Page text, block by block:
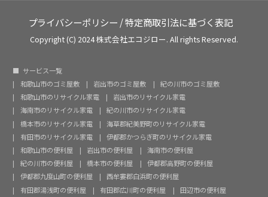
プライバシーポリシー /特定商取引法に基づく表記
Copyright (C) 2024 株式会社エコジロー. All rights Reserved.
サービス一覧
和歌山市のゴミ屋敷
岩出市のゴミ屋敷
紀の川市のゴミ屋敷
和歌山市のリサイクル家電
岩出市のリサイクル家電
海南市のリサイクル家電
紀の川市のリサイクル家電
橋本市のリサイクル家電
海草郡紀美野町のリサイクル家電
有田市のリサイクル家電
伊都郡かつらぎ町のリサイクル家電
和歌山市の便利屋
岩出市の便利屋
海南市の便利屋
紀の川市の便利屋
橋本市の便利屋
伊都郡高野町の便利屋
伊都郡九度山町の便利屋
西牟婁郡白浜町の便利屋
有田郡湯浅町の便利屋
有田郡広川町の便利屋
田辺市の便利屋